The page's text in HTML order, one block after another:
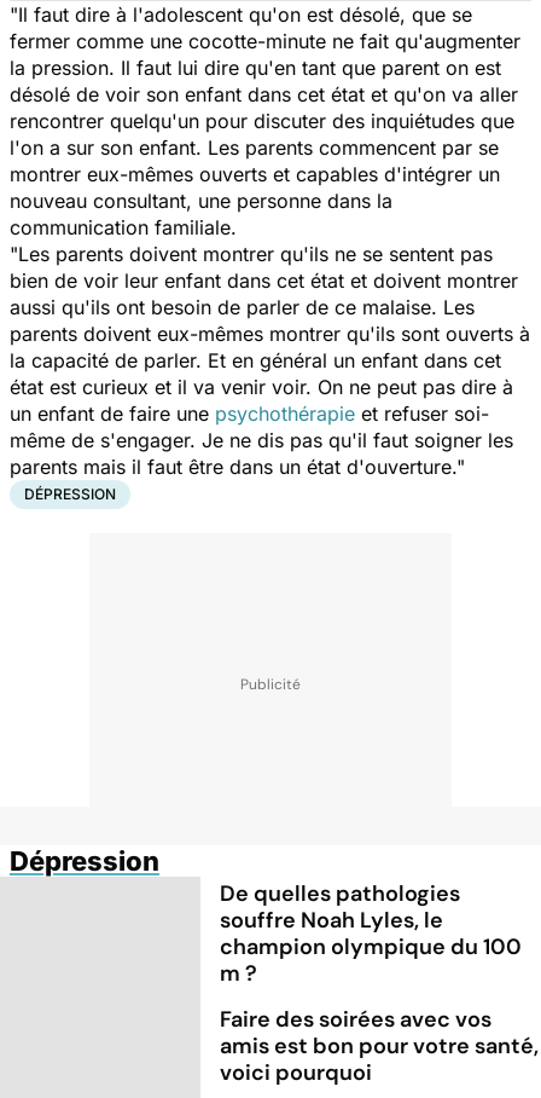
"Il faut dire à l'adolescent qu'on est désolé, que se
fermer comme une cocotte-minute ne fait qu'augmenter
la pression. Il faut lui dire qu'en tant que parent on est
désolé de voir son enfant dans cet état et qu'on va aller
rencontrer quelqu'un pour discuter des inquiétudes que
l'on a sur son enfant. Les parents commencent par se
montrer eux-mêmes ouverts et capables d'intégrer un
nouveau consultant, une personne dans la
communication familiale.
"Les parents doivent montrer qu'ils ne se sentent pas
bien de voir leur enfant dans cet état et doivent montrer
aussi qu'ils ont besoin de parler de ce malaise. Les
parents doivent eux-mêmes montrer qu'ils sont ouverts à
la capacité de parler. Et en général un enfant dans cet
état est curieux et il va venir voir. On ne peut pas dire à
un enfant de faire une psychothérapie et refuser soi-
même de s'engager. Je ne dis pas qu'il faut soigner les
parents mais il faut être dans un état d'ouverture."
DÉPRESSION
Dépression
De quelles pathologies
souffre Noah Lyles, le
champion olympique du 100
m ?
Faire des soirées avec vos
amis est bon pour votre santé,
voici pourquoi